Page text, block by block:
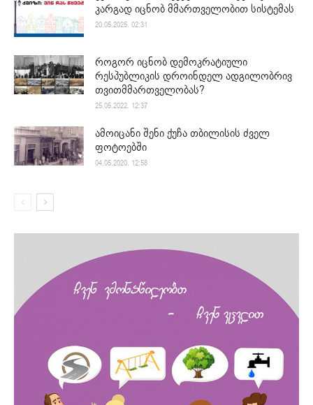
კარგად იცნობ მმართველობით სისტემას
20.05.2025. 02:31
როგორ იცნობ დემოკრატიული
რესპუბლიკის დროინდელ ადგილობრივ
თვითმმართველობას?
25.05.2022. 12:37
ამოიცანი შენი ქუჩა თბილისის ძველ
ფოტოებში
04.05.2020. 12:58